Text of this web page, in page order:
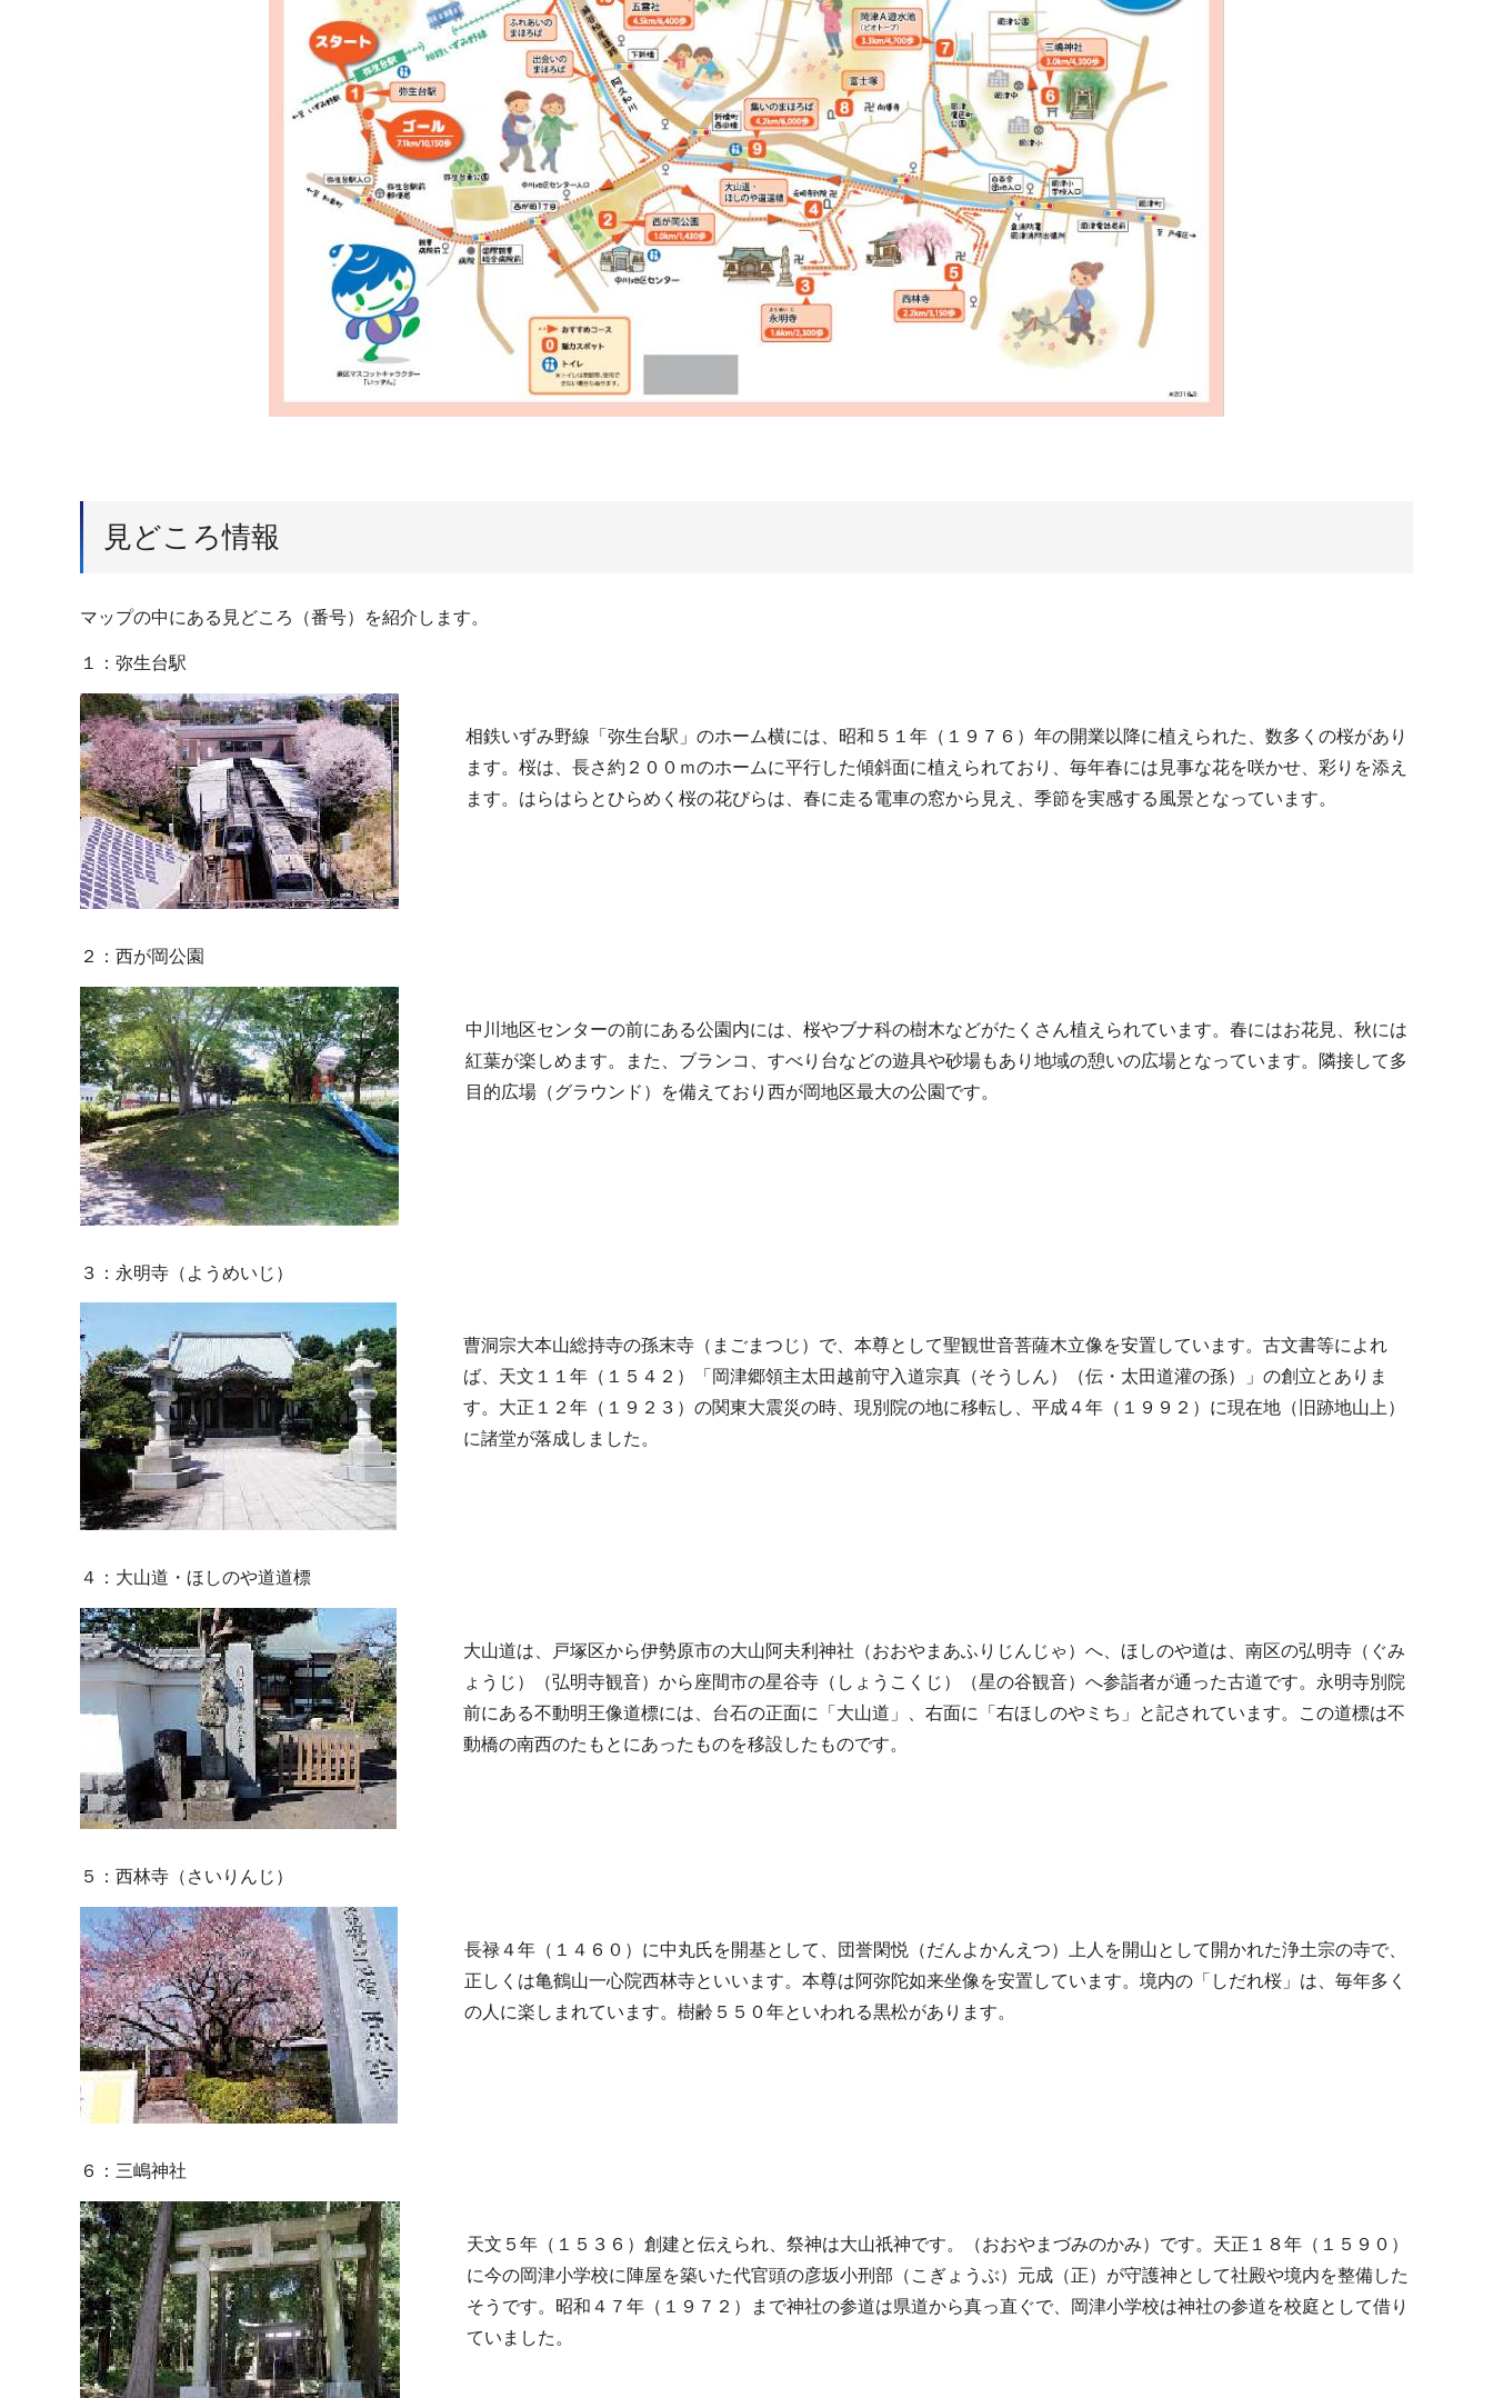
見どころ情報
マップの中にある見どころ（番号）を紹介します。
１：弥生台駅
相鉄いずみ野線「弥生台駅」のホーム横には、昭和５１年（１９７６）年の開業以降に植えられた、数多くの桜があり
ます。桜は、長さ約２００ｍのホームに平行した傾斜面に植えられており、毎年春には見事な花を咲かせ、彩りを添え
ます。はらはらとひらめく桜の花びらは、春に走る電車の窓から見え、季節を実感する風景となっています。
２：西が岡公園
中川地区センターの前にある公園内には、桜やブナ科の樹木などがたくさん植えられています。春にはお花見、秋には
紅葉が楽しめます。また、ブランコ、すべり台などの遊具や砂場もあり地域の憩いの広場となっています。隣接して多
目的広場（グラウンド）を備えており西が岡地区最大の公園です。
３：永明寺（ようめいじ）
曹洞宗大本山総持寺の孫末寺（まごまつじ）で、本尊として聖観世音菩薩木立像を安置しています。古文書等によれ
ば、天文１１年（１５４２）「岡津郷領主太田越前守入道宗真（そうしん）（伝・太田道灌の孫）」の創立とありま
す。大正１２年（１９２３）の関東大震災の時、現別院の地に移転し、平成４年（１９９２）に現在地（旧跡地山上）
に諸堂が落成しました。
４：大山道・ほしのや道道標
大山道は、戸塚区から伊勢原市の大山阿夫利神社（おおやまあふりじんじゃ）へ、ほしのや道は、南区の弘明寺（ぐみ
ょうじ）（弘明寺観音）から座間市の星谷寺（しょうこくじ）（星の谷観音）へ参詣者が通った古道です。永明寺別院
前にある不動明王像道標には、台石の正面に「大山道」、右面に「右ほしのやミち」と記されています。この道標は不
動橋の南西のたもとにあったものを移設したものです。
５：西林寺（さいりんじ）
長禄４年（１４６０）に中丸氏を開基として、団誉閑悦（だんよかんえつ）上人を開山として開かれた浄土宗の寺で、
正しくは亀鶴山一心院西林寺といいます。本尊は阿弥陀如来坐像を安置しています。境内の「しだれ桜」は、毎年多く
の人に楽しまれています。樹齢５５０年といわれる黒松があります。
６：三嶋神社
天文５年（１５３６）創建と伝えられ、祭神は大山祇神です。（おおやまづみのかみ）です。天正１８年（１５９０）
に今の岡津小学校に陣屋を築いた代官頭の彦坂小刑部（こぎょうぶ）元成（正）が守護神として社殿や境内を整備した
そうです。昭和４７年（１９７２）まで神社の参道は県道から真っ直ぐで、岡津小学校は神社の参道を校庭として借り
ていました。